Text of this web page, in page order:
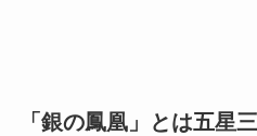
「銀の鳳凰」とは五星